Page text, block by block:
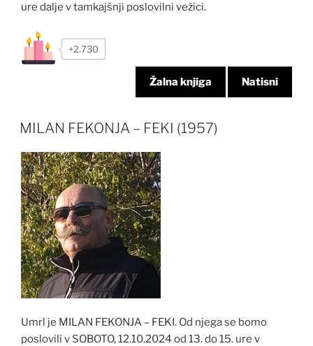
ure dalje v tamkajšnji poslovilni vežici.
+2.730
Žalna knjiga Natisni
MILAN FEKONJA – FEKI (1957)
Umrl je MILAN FEKONJA – FEKI. Od njega se bomo
poslovili v SOBOTO, 12.10.2024 od 13. do 15. ure v